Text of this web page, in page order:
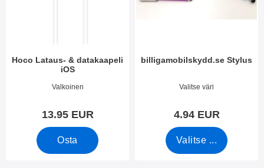
Hoco Lataus- & datakaapeli
iOS
Tuote.nro 34123
Valkoinen
13.95 EUR
Osta
billigamobilskydd.se Stylus
Tuote.nro 7666
Valitse väri
4.94 EUR
Valitse ...